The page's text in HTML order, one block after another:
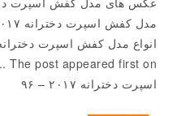
اسپرت دخترانه ۲۰۱۷ – ۹۶